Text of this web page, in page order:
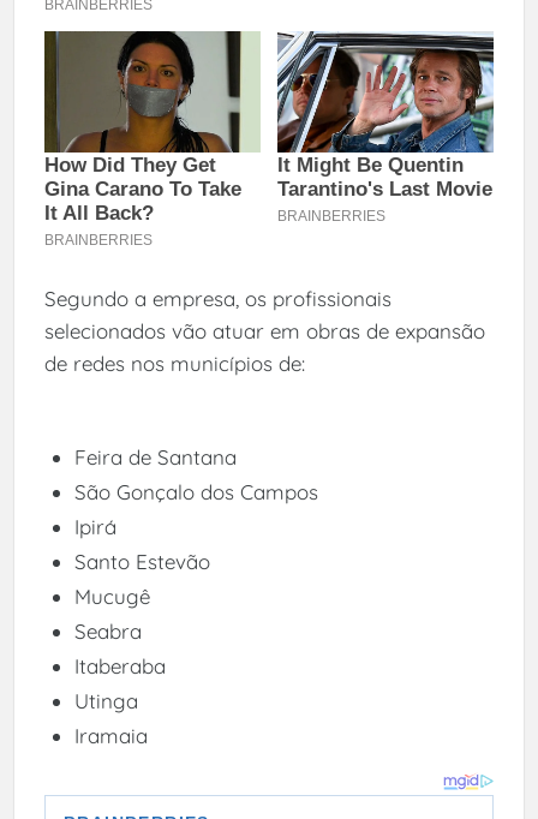
Segundo a empresa, os profissionais
selecionados vão atuar em obras de expansão
de redes nos municípios de:
Feira de Santana
São Gonçalo dos Campos
Ipirá
Santo Estevão
Mucugê
Seabra
Itaberaba
Utinga
Iramaia